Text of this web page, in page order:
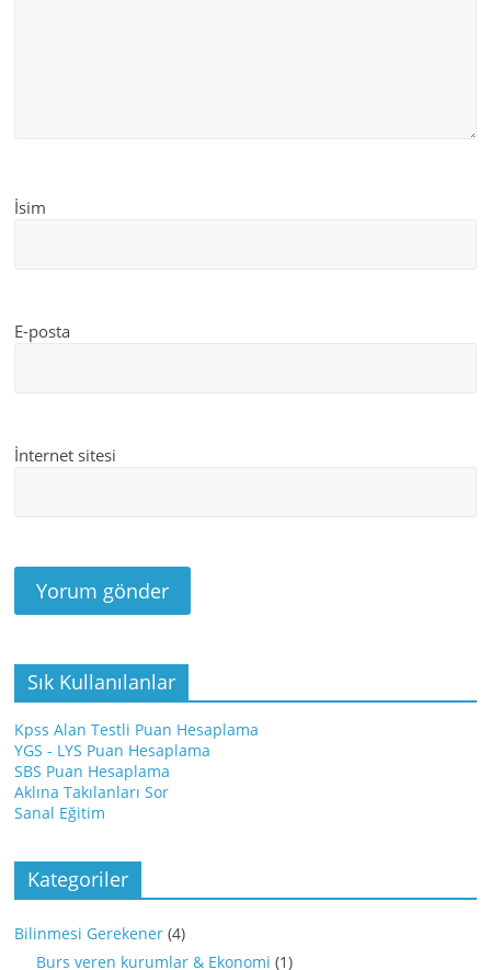
İsim
E-posta
İnternet sitesi
Sık Kullanılanlar
Kpss Alan Testli Puan Hesaplama
YGS - LYS Puan Hesaplama
SBS Puan Hesaplama
Aklına Takılanları Sor
Sanal Eğitim
Kategoriler
Bilinmesi Gerekener (4)
Burs veren kurumlar & Ekonomi (1)